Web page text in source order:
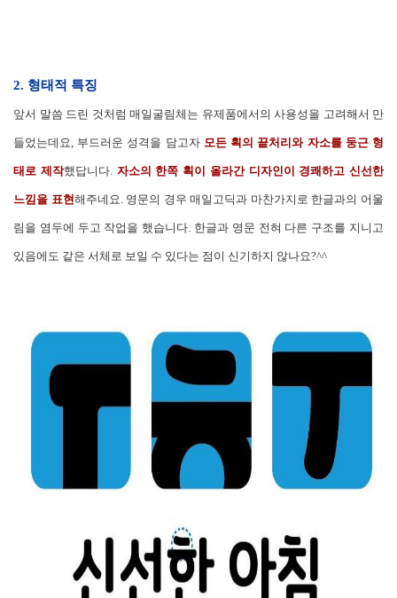
2. 형태적 특징
앞서 말씀 드린 것처럼 매일굴림체는 유제품에서의 사용성을 고려해서 만
들었는데요, 부드러운 성격을 담고자 모든 획의 끝처리와 자소를 둥근 형
태로 제작했답니다. 자소의 한쪽 획이 올라간 디자인이 경쾌하고 신선한
느낌을 표현해주네요. 영문의 경우 매일고딕과 마찬가지로 한글과의 어울
림을 염두에 두고 작업을 했습니다. 한글과 영문 전혀 다른 구조를 지니고
있음에도 같은 서체로 보일 수 있다는 점이 신기하지 않나요?^^